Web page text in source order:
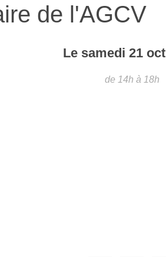
de l'AGCV
Le samedi 21
de 14h à 18h